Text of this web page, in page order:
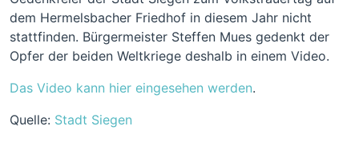
dem Hermelsbacher Friedhof in diesem Jahr nicht
stattfinden. Bürgermeister Steffen Mues gedenkt der
Opfer der beiden Weltkriege deshalb in einem Video.
Das Video kann hier eingesehen werden.
Quelle: Stadt Siegen